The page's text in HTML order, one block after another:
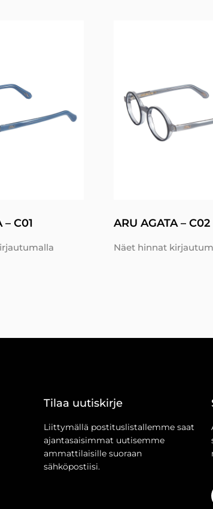
– C01 ARU AGATA – C02
Näet hinnat
Tilaa uutiskirje
Liittymällä postituslistallemme saat
ajantasaisimmat uutisemme
ammattilaisille suoraan
sähköpostiisi.